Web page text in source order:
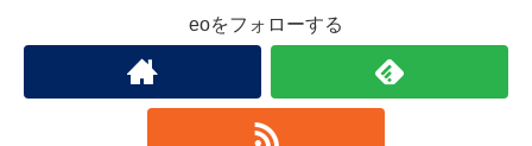
eoをフォローする